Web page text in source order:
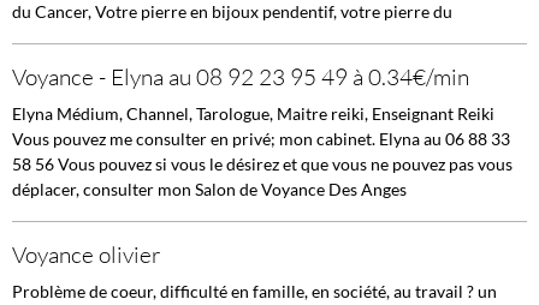
du Cancer, Votre pierre en bijoux pendentif, votre pierre du
Voyance - Elyna au 08 92 23 95 49 à 0.34€/min
Elyna Médium, Channel, Tarologue, Maitre reiki, Enseignant Reiki
Vous pouvez me consulter en privé; mon cabinet. Elyna au 06 88 33
58 56 Vous pouvez si vous le désirez et que vous ne pouvez pas vous
déplacer, consulter mon Salon de Voyance Des Anges
Voyance olivier
Problème de coeur, difficulté en famille, en société, au travail ? un